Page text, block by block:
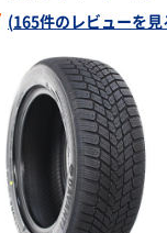
(165件のレビューを見